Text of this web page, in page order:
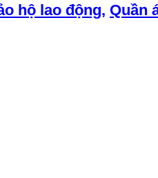
hộ lao động, Quần